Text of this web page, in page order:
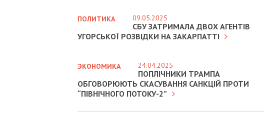
ПОЛИТИКА 09.05.2025
СБУ ЗАТРИМАЛА ДВОХ АГЕНТІВ
УГОРСЬКОЇ РОЗВІДКИ НА ЗАКАРПАТТІ
ЭКОНОМИКА 24.04.2025
ПОПЛІЧНИКИ ТРАМПА
ОБГОВОРЮЮТЬ СКАСУВАННЯ САНКЦІЙ ПРОТИ
“ПІВНІЧНОГО ПОТОКУ-2”